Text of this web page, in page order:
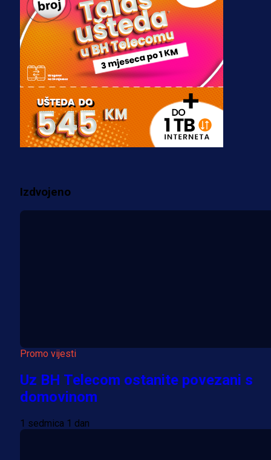
Zmajevi dobili veliko pojačanje:
Fudbaler Olympiacosa želi obući
dres BiH!
3 sedmica 5 dan
Premijer liga BiH
Misimović priveden: SIPA ga tereti
za pranje novca, pretresaju
prostorije FK Borac!
Više vijesti
Izdvojeno
Promo vijesti
Uz BH Telecom ostanite povezani s
domovinom
1 sedmica 1 dan